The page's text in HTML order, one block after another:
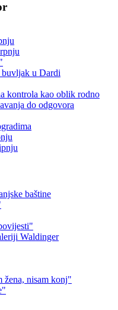
buvljak u Dardi
kontrola kao oblik rodno
do odgovora
baštine
Waldinger
žena, nisam konj"